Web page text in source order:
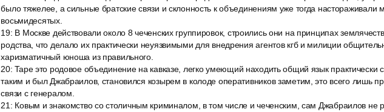
было тяжелее, а сильные братские связи и склонность к объединениям уже тогда настораживали
восьмидесятых.
19: В Москве действовали около 8 чеченских группировок, строились они на принципах
родства, что делало их практически неуязвимыми для внедрения агентов кгб и милиции
харизматичный юноша из правильного.
20:Tape это родовое объединение на кавказе, легко умеющий находить общий язык
таким и был Джабраилов, становился козырем в колоде оперативников заметим, это всего лишь
связи с генералом.
21 : Ковым и знакомство со столичным криминалом, в том числе и чеченским, сам Джабраилов не